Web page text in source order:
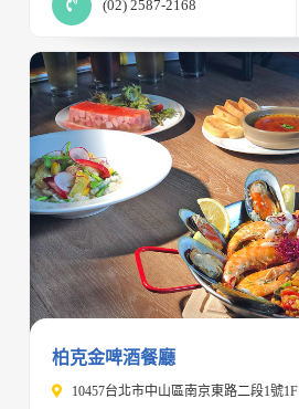
(02) 2587-2168
柏克金啤酒餐廳
10457台北市中山區南京東路二段1號1F